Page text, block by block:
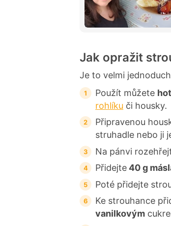
Jak opražit
Je to velmi
Použít můžete
rohlíku či housky.
Připravenou
struhadle nebo ji
Na pánvi
Přidejte40 g
Poté přidejte
Ke strouhance
vanilkovým